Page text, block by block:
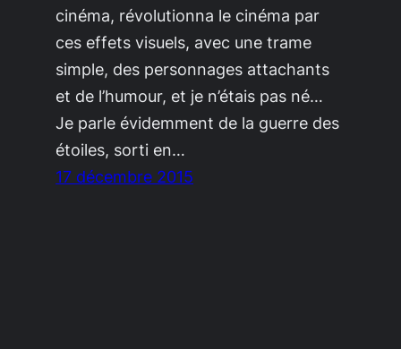
cinéma, révolutionna le cinéma par
ces effets visuels, avec une trame
simple, des personnages attachants
et de l’humour, et je n’étais pas né…
Je parle évidemment de la guerre des
étoiles, sorti en…
17 décembre 2015